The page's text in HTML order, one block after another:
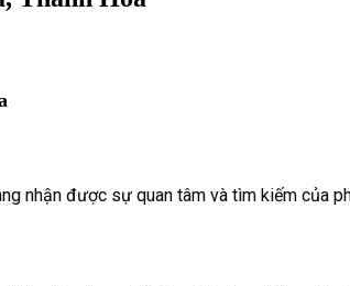
nhận được sự quan tâm và tìm kiếm của